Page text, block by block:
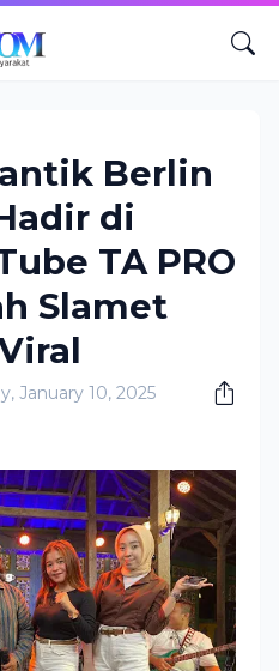
Berlin
di
TA PRO
Slamet
January 10, 2025